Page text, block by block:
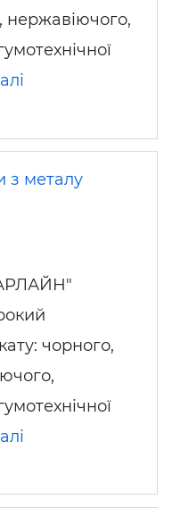
нержавіючого,
з металу
чорного,